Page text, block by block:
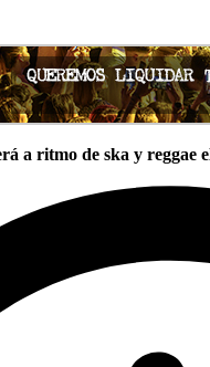
a ritmo de ska y reggae